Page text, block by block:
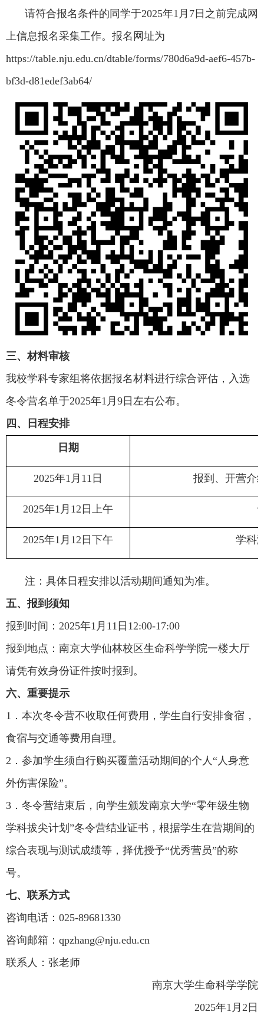
请符合报名条件的同学于2025年1 月 7日之前完成网
上信息报名采集工作。报名网址为
https://table.nju.edu.cn/dtable/forms/780d6a9d-aef6-457b-
bf3d-d81edef3ab64/
三、材料审核
我校学科专家组将依据报名材料进行综合评估，入选
冬令营名单于2025年1 月 9 日左右公布。
四、日程安排
日期
2025年1 月 11 日 报到、开营介
2025年1 月 12 日上午
2025年1 月 12 日下午 学科
注：具体日程安排以活动期间通知为准。
五、报到须知
报到时间： 2025年1 月 11 日 12:00-17:00
报到地点：南京大学仙林校区生命科学学院一楼大厅
请凭有效身份证件按时报到。
六、重要提示
1 ．本次冬令营不收取任何费用，学生自行安排食宿，
食宿与交通等费用自理。
2 ．参加学生须自行购买覆盖活动期间的个人“人身意
外伤害保险”。
3 ．冬令营结束后，向学生颁发南京大学“零年级生物
学科拔尖计划”冬令营结业证书，根据学生在营期间的
综合表现与测试成绩等，择优授予“优秀营员”的称
号。
七、联系方式
咨询电话： 025-89681330
咨询邮箱： qpzhang@nju.edu.cn
联系人：张老师
南京大学生命科学学院
2025年1 月 2 日